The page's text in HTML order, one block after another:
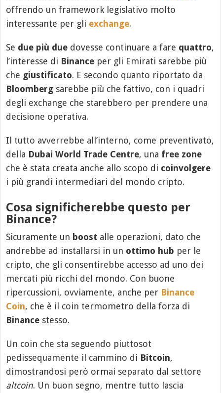
offrendo un framework legislativo molto
interessante per gli exchange.
Se due più due dovesse continuare a fare quattro,
l’interesse di Binance per gli Emirati sarebbe più
che giustificato. E secondo quanto riportato da
Bloomberg sarebbe più che fattivo, con i quadri
degli exchange che starebbero per prendere una
decisione operativa.
Il tutto avverrebbe all’interno, come preventivato,
della Dubai World Trade Centre, una free zone
che è stata creata anche allo scopo di coinvolgere
i più grandi intermediari del mondo cripto.
Cosa significherebbe questo per
Binance?
Sicuramente un boost alle operazioni, dato che
andrebbe ad installarsi in un ottimo hub per le
cripto, che gli consentirebbe accesso ad uno dei
mercati più ricchi del mondo. Con buone
ripercussioni, ovviamente, anche per Binance
Coin, che è il coin termometro della forza di
Binance stesso.
Un coin che sta seguendo piuttosot
pedissequamente il cammino di Bitcoin,
dimostrandosi però ormai separato dal settore
altcoin. Un buon segno, mentre tutto lascia